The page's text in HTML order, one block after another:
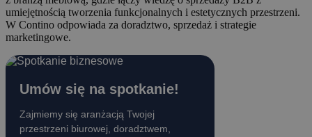
umiejętnością tworzenia funkcjonalnych i estetycznych przestrzeni.
W Contino odpowiada za doradztwo, sprzedaż i strategie
marketingowe.
Umów się na spotkanie!
Zajmiemy się aranżacją Twojej
przestrzeni biurowej, doradztwem,